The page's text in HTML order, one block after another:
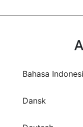
Bahasa
Dansk